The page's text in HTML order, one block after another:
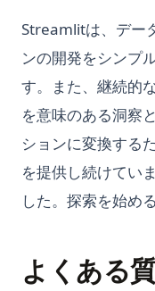
Streamlitは、デー
ンの開発をシンプ
す。また、継続的
を意味のある洞察
ションに変換する
を提供し続けてい
した。探索を始め
よくある